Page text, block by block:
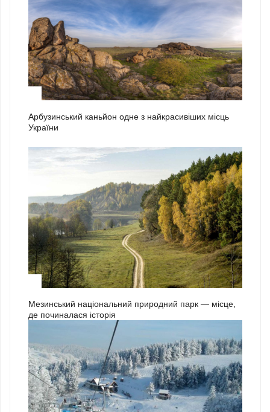
Арбузинський каньйон одне з найкрасивіших місць
України
Мезинський національний природний парк — місце,
де починалася історія